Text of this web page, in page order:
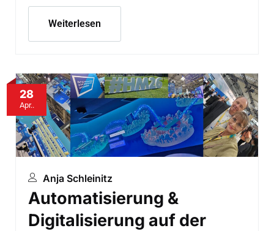
Weiterlesen
28
Apr..
Anja Schleinitz
Automatisierung &
Digitalisierung auf der